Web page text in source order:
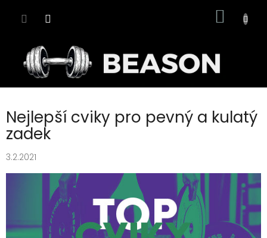
KOŠÍK
Nejlepší cviky pro pevný a kulatý
zadek
3.2.2021